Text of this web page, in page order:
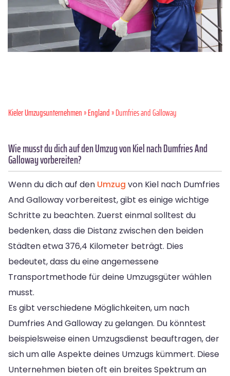
Kieler Umzugsunternehmen»England» Dumfries and Galloway
Wie musst du dich auf den Umzug von Kiel nach Dumfries And
Galloway vorbereiten?
Wenn du dich auf den Umzug von Kiel nach Dumfries
And Galloway vorbereitest, gibt es einige wichtige
Schritte zu beachten. Zuerst einmal solltest du
bedenken, dass die Distanz zwischen den beiden
Städten etwa 376,4 Kilometer beträgt. Dies
bedeutet, dass du eine angemessene
Transportmethode für deine Umzugsgüter wählen
musst.
Es gibt verschiedene Möglichkeiten, um nach
Dumfries And Galloway zu gelangen. Du könntest
beispielsweise einen Umzugsdienst beauftragen, der
sich um alle Aspekte deines Umzugs kümmert. Diese
Unternehmen bieten oft ein breites Spektrum an